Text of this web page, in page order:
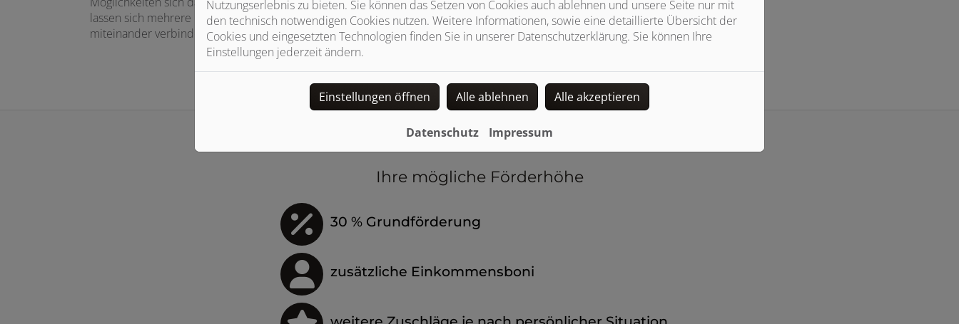
lassen sich mehrere Maßnahmen sinnvoll
miteinander verbinden.
Ihre mögliche Förderhöhe
30 % Grundförderung
zusätzliche Einkommensboni
Nutzungserlebnis zu bieten. Sie können das Setzen von Cookies auch ablehnen und unsere Seite nur mit
den technisch notwendigen Cookies nutzen. Weitere Informationen, sowie eine detaillierte Übersicht der
Cookies und eingesetzten Technologien finden Sie in unserer Datenschutzerklärung. Sie können Ihre
Einstellungen jederzeit ändern.
Einstellungen öffnen Alle ablehnen Alle akzeptieren
Datenschutz Impressum